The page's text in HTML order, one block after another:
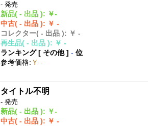
- 発売
新品( - 出品 ): ￥-
中古( - 出品 ): ￥ -
コレクター( - 出品 ): ￥ -
再生品( - 出品 ): ￥ -
ランキング [ その他]- 位
参考価格: ￥ -
タイトル不明
- 発売
新品( - 出品 ): ￥-
中古( - 出品 ): ￥ -